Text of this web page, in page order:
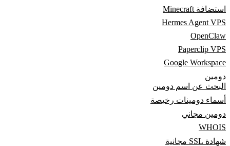
استضافة Minecraft
Hermes Agent VPS
OpenClaw
Paperclip VPS
Google Workspace
دومين
البحث عن اسم دومين
أسماء دومينات رخيصة
دومين مجاني
WHOIS
شهادة SSL مجانية